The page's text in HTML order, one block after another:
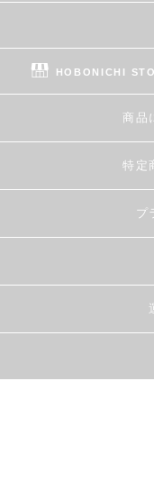
HOBONICHI
商品
特定
プ